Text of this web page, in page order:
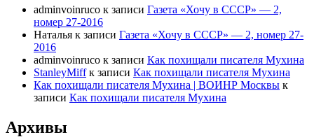
adminvoinruco к записи Газета «Хочу в СССР» — 2,
номер 27-2016
Наталья к записи Газета «Хочу в СССР» — 2, номер 27-
2016
adminvoinruco к записи Как похищали писателя Мухина
StanleyMiffк записи Как похищали писателя Мухина
Как похищали писателя Мухина | ВОИНР Москвы к
записи Как похищали писателя Мухина
Архивы